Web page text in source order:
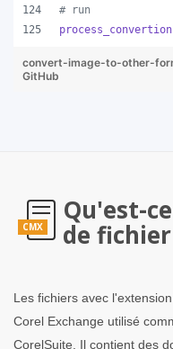
# run
process_convertion
convert-image-to-other-
GitHub
CMX
Qu'est-
de fichier
Les fichiers avec
Corel Exchange utilisé
CorelSuite. Il contient des